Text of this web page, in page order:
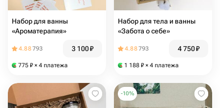
Набор для ванны
«Ароматерапия»
4.88793 3 100₽
775 ₽ × 4 платежа
Набор для тела и ванны
«Забота о себе»
4.88793 4 750₽
1 188 ₽ × 4 платежа
-10%